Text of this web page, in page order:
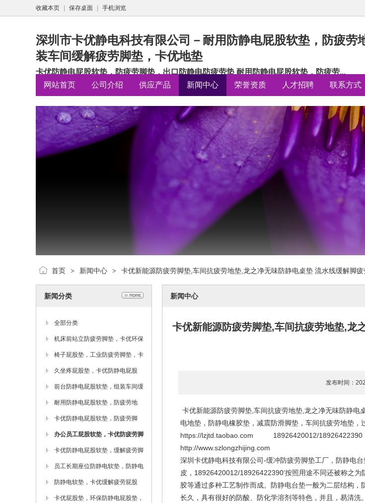
收藏本页 保存桌面 手机浏览
深圳市卡优静电科技有限公司－耐用防静电屁股软垫，防疲
装车间缓解疲劳脚垫，卡优地垫
卡优防静电屁股软垫，防疲劳脚垫，出口防静电防疲劳垫 耐用防静电屁股软垫，防疲劳...
网站首页
公司介绍 供应产品 新闻中心 荣誉资质 人才招聘 联系方式
首页 > 新闻中心 > 卡优新能源防疲劳脚垫,车间抗疲劳地垫,龙之净无味防静电桌垫 流水线缓解脚
新闻分类
全部分类
机床前站立防疲劳脚垫，卡优环保
抗疲劳地垫，缓解疲劳垫
椅子屁股垫，工业防疲劳脚垫，卡
优防静电屁股垫
久坐疼屁股垫，卡优防静电屁股
垫，防疲劳脚垫厂家
前台防静电屁股软垫，组装车间缓
解疲劳脚垫，卡优地垫
耐用防静电屁股软垫，防疲劳地
垫，过道缓解疲劳脚垫
卡优防静电屁股软垫，防疲劳脚
垫，出口防静电防疲劳垫
办公员工屁股软垫，卡优防疲劳脚
垫，车间缓解疲劳地垫
卡优防静电屁股软垫，缓解疲劳脚
垫，办公员工防静电屁股软垫
员工长期座位防静电软垫，防静电
防疲劳脚垫，卡优屁股垫
防静电软垫，卡优缓解疲劳屁股
垫，环保防疲劳脚垫
卡优屁股垫，环保防静电屁股垫，
新闻中心
卡优新能源防疲劳脚垫,车间抗疲劳地垫,龙
发布时间：
卡优新能源防疲劳脚垫,车间抗疲劳地垫,龙之净无味防静
电地垫，防静电橡胶垫，减震防滑脚垫，车间抗疲劳地垫
https://lzjtd.taobao.com 18926420012/18926422390
http://www.szlongzhijing.com
深圳卡优静电科技有限公司-缓冲防疲劳脚垫工厂，防静电
皮，18926420012/18926422390‘按照用途不同还被称之
胶等通过多种工艺制作而成。防静电台垫一般为二层结构
长久，具有很好的防酸、防化学溶剂等特色，并且，易清